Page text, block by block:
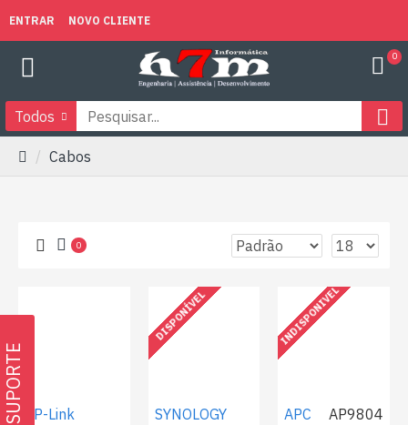
SUPORTE
ENTRAR NOVO CLIENTE
0
Todos
Cabos
0
TP-Link
DISPONÍVEL
SYNOLOGY
INDISPONIVEL
APC AP9804